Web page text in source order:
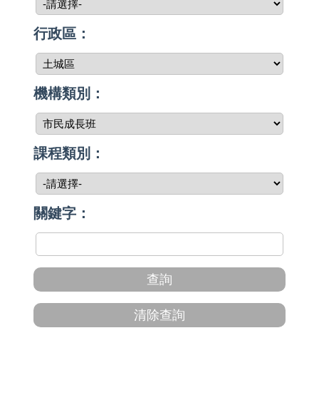
行政區：
機構類別：
課程類別：
關鍵字：